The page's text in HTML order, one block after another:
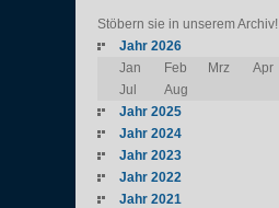
Stöbern sie in unserem Archiv!
Jahr 2026
Jan
Feb Mrz Apr
Jul
Aug
Jahr 2025
Jahr 2024
Jahr 2023
Jahr 2022
Jahr 2021